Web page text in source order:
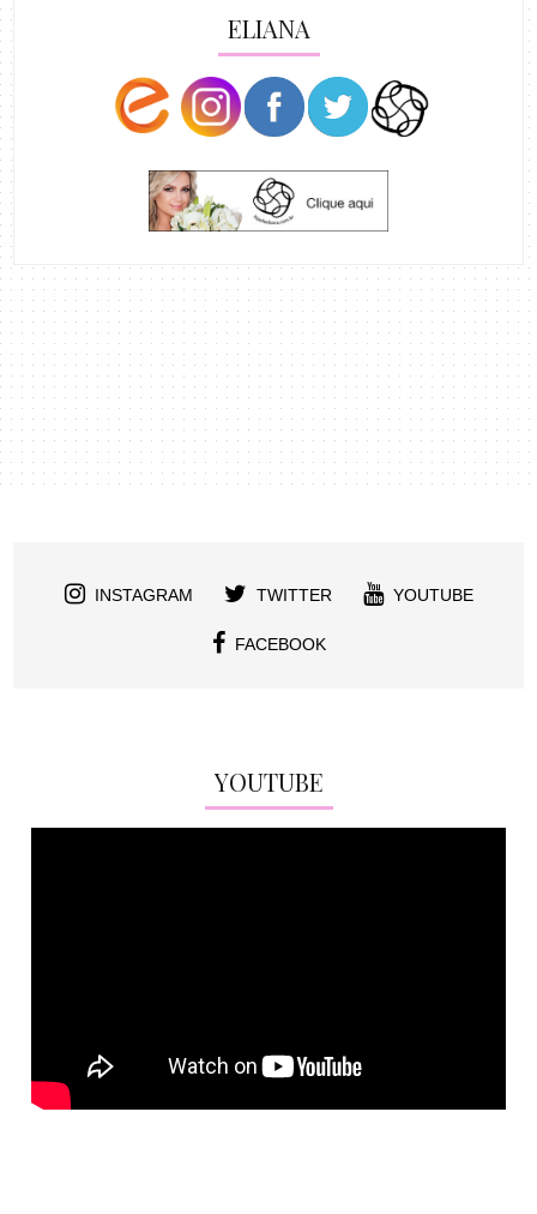
ELIANA
INSTAGRAM TWITTER YOUTUBE
FACEBOOK
YOUTUBE